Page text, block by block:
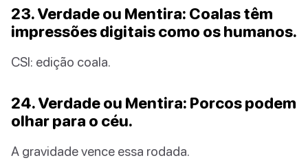
23. Verdade ou Mentira: Coalas têm
impressões digitais como os humanos.
CSI: edição coala.
24. Verdade ou Mentira: Porcos podem
olhar para o céu.
A gravidade vence essa rodada.